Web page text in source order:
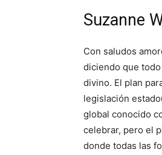
Suzanne
Con saludos
diciendo que
divino. El plan
legislación
global conocido
celebrar, pero el
donde todas las